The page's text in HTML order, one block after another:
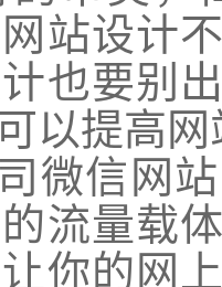
站设计
也要别
以提高
微信网
流量载
你的网